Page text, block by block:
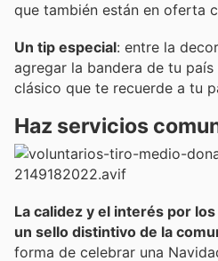
que también están en oferta
Un tip especial: entre la
agregar la bandera de tu
clásico que te recuerde a tu
Haz servicios
La calidez y el interés por
un sello distintivo de la
forma de celebrar una